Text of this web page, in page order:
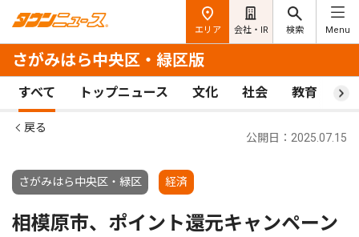
エリア 会社・IR 検索 Menu
さがみはら中央区・緑区版
すべて トップニュース 文化 社会 教育 ス
戻る
さがみはら中央区・緑区 経済
公開日：2025.07.15
相模原市、ポイント還元キャンペーン